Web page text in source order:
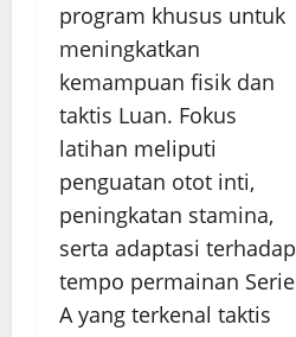
program khusus untuk
meningkatkan
kemampuan fisik dan
taktis Luan. Fokus
latihan meliputi
penguatan otot inti,
peningkatan stamina,
serta adaptasi terhadap
tempo permainan Serie
A yang terkenal taktis